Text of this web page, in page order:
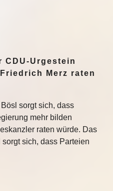
CDU-Urgestein
Merz raten
sorgt sich, dass
mehr bilden
raten würde. Das
sich, dass Parteien